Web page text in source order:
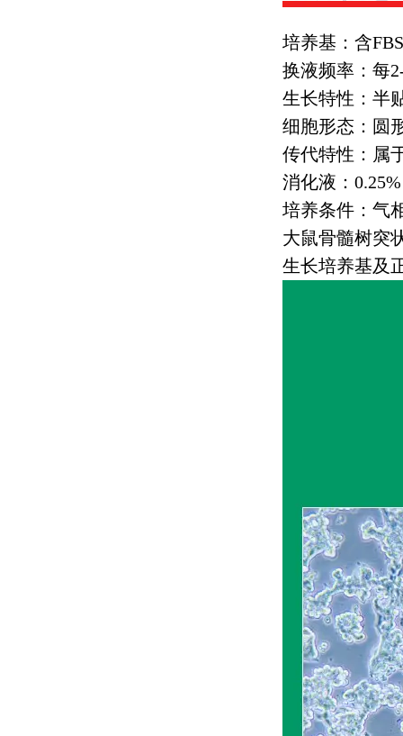
培养基：含FBS
换液频率：每
生长特性：半
细胞形态：圆
传代特性：属
消化液： 0.25%
培养条件：气
大鼠骨髓树突
生长培养基及